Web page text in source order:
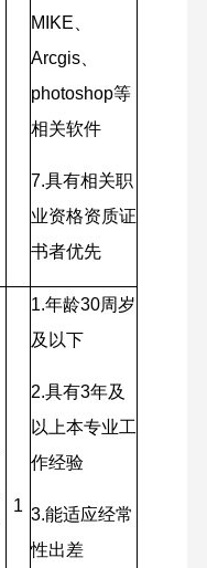
MIKE、
Arcgis、
photoshop等
相关软件
7.具有相关职
业资格资质证
书者优先
1
1.年龄30周岁
及以下
2.具有3年及
以上本专业工
作经验
3.能适应经常
性出差